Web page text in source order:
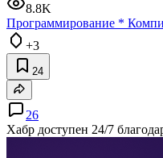
8.8K
Программирование *
+3
24
26
Хабр доступен 24/7